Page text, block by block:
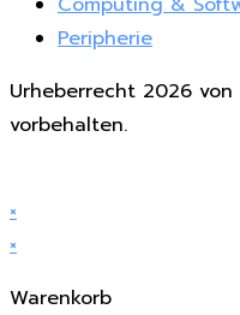
Peripherie
Urheberrecht 2026
vorbehalten.
×
×
Warenkorb